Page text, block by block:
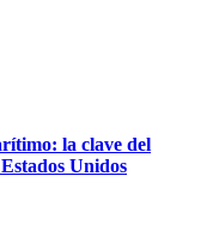
la clave del
Unidos